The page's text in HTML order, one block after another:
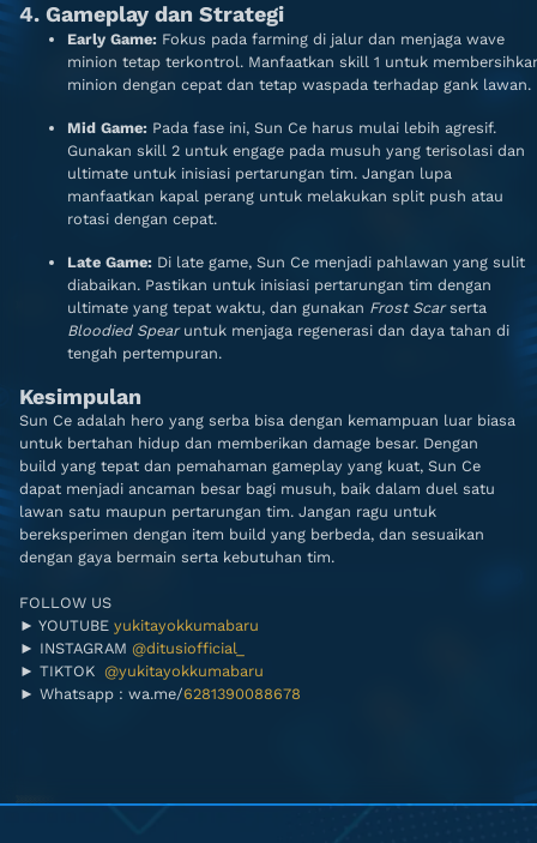
4. Gameplay dan Strategi
Early Game: Fokus pada farming di jalur dan menjaga wave
minion tetap terkontrol. Manfaatkan skill 1 untuk
minion dengan cepat dan tetap waspada terhadap gank lawan.
Mid Game: Pada fase ini, Sun Ce harus mulai lebih agresif.
Gunakan skill 2 untuk engage pada musuh yang terisolasi dan
ultimate untuk inisiasi pertarungan tim. Jangan lupa
manfaatkan kapal perang untuk melakukan split push atau
rotasi dengan cepat.
Late Game: Di late game, Sun Ce menjadi pahlawan yang sulit
diabaikan. Pastikan untuk inisiasi pertarungan tim dengan
ultimate yang tepat waktu, dan gunakan Frost Scarserta
Bloodied Spearuntuk menjaga regenerasi dan daya tahan di
tengah pertempuran.
Kesimpulan
Sun Ce adalah hero yang serba bisa dengan kemampuan luar biasa
untuk bertahan hidup dan memberikan damage besar. Dengan
build yang tepat dan pemahaman gameplay yang kuat, Sun Ce
dapat menjadi ancaman besar bagi musuh, baik dalam duel satu
lawan satu maupun pertarungan tim. Jangan ragu untuk
bereksperimen dengan item build yang berbeda, dan sesuaikan
dengan gaya bermain serta kebutuhan tim.
FOLLOW US
► YOUTUBE yukitayokkumabaru
► INSTAGRAM @ditusiofficial_
► TIKTOK @yukitayokkumabaru
► Whatsapp : wa.me/6281390088678